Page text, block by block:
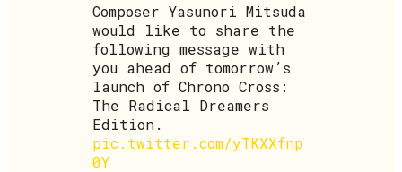
Composer Yasunori Mitsuda
would like to share the
following message with
you ahead of tomorrow’s
launch of Chrono Cross:
The Radical Dreamers
Edition.
pic.twitter.com/yTKXXfnp
0Y